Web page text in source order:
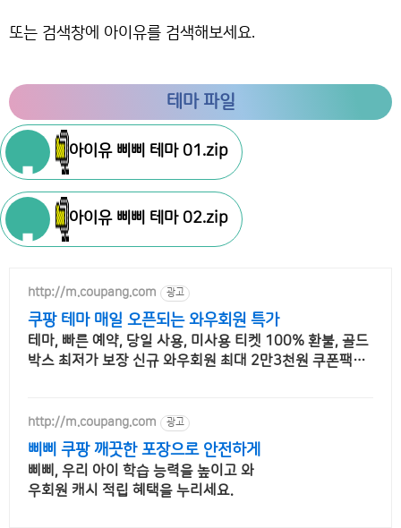
또는 검색창에 아이유를 검색해보세요.
테마 파일
아이유 삐삐 테마 01.zip
아이유 삐삐 테마 02.zip
http://m.coupang.com 광고
쿠팡 테마 매일 오픈되는 와우회원 특가
테마, 빠른 예약, 당일 사용, 미사용 티켓 100% 환불, 골드
박스 최저가 보장 신규 와우회원 최대 2만3천원 쿠폰팩+
http://m.coupang.com 광고
삐삐 쿠팡 깨끗한 포장으로 안전하게
삐삐, 우리 아이 학습 능력을 높이고 와
우회원 캐시 적립 혜택을 누리세요.